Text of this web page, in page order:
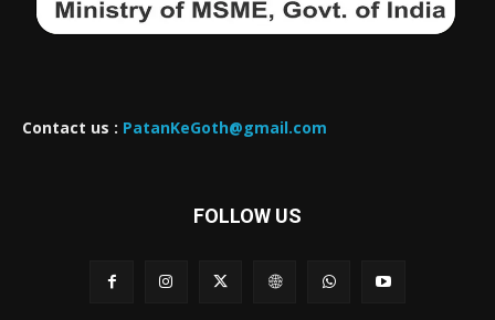
Contact us : PatanKeGoth@gmail.com
FOLLOW US